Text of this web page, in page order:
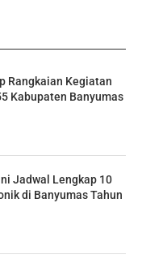
Rangkaian Kegiatan
Kabupaten Banyumas
Jadwal Lengkap 10
di Banyumas Tahun